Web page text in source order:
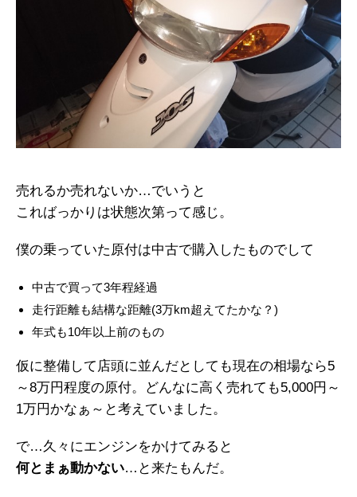
売れるか売れないか…でいうと
こればっかりは状態次第って感じ。
僕の乗っていた原付は中古で購入したものでして
中古で買って3年程経過
走行距離も結構な距離(3万km超えてたかな？)
年式も10年以上前のもの
仮に整備して店頭に並んだとしても現在の相場なら5
～8万円程度の原付。どんなに高く売れても5,000円～
1万円かなぁ～と考えていました。
で…久々にエンジンをかけてみると
何とまぁ動かない…と来たもんだ。